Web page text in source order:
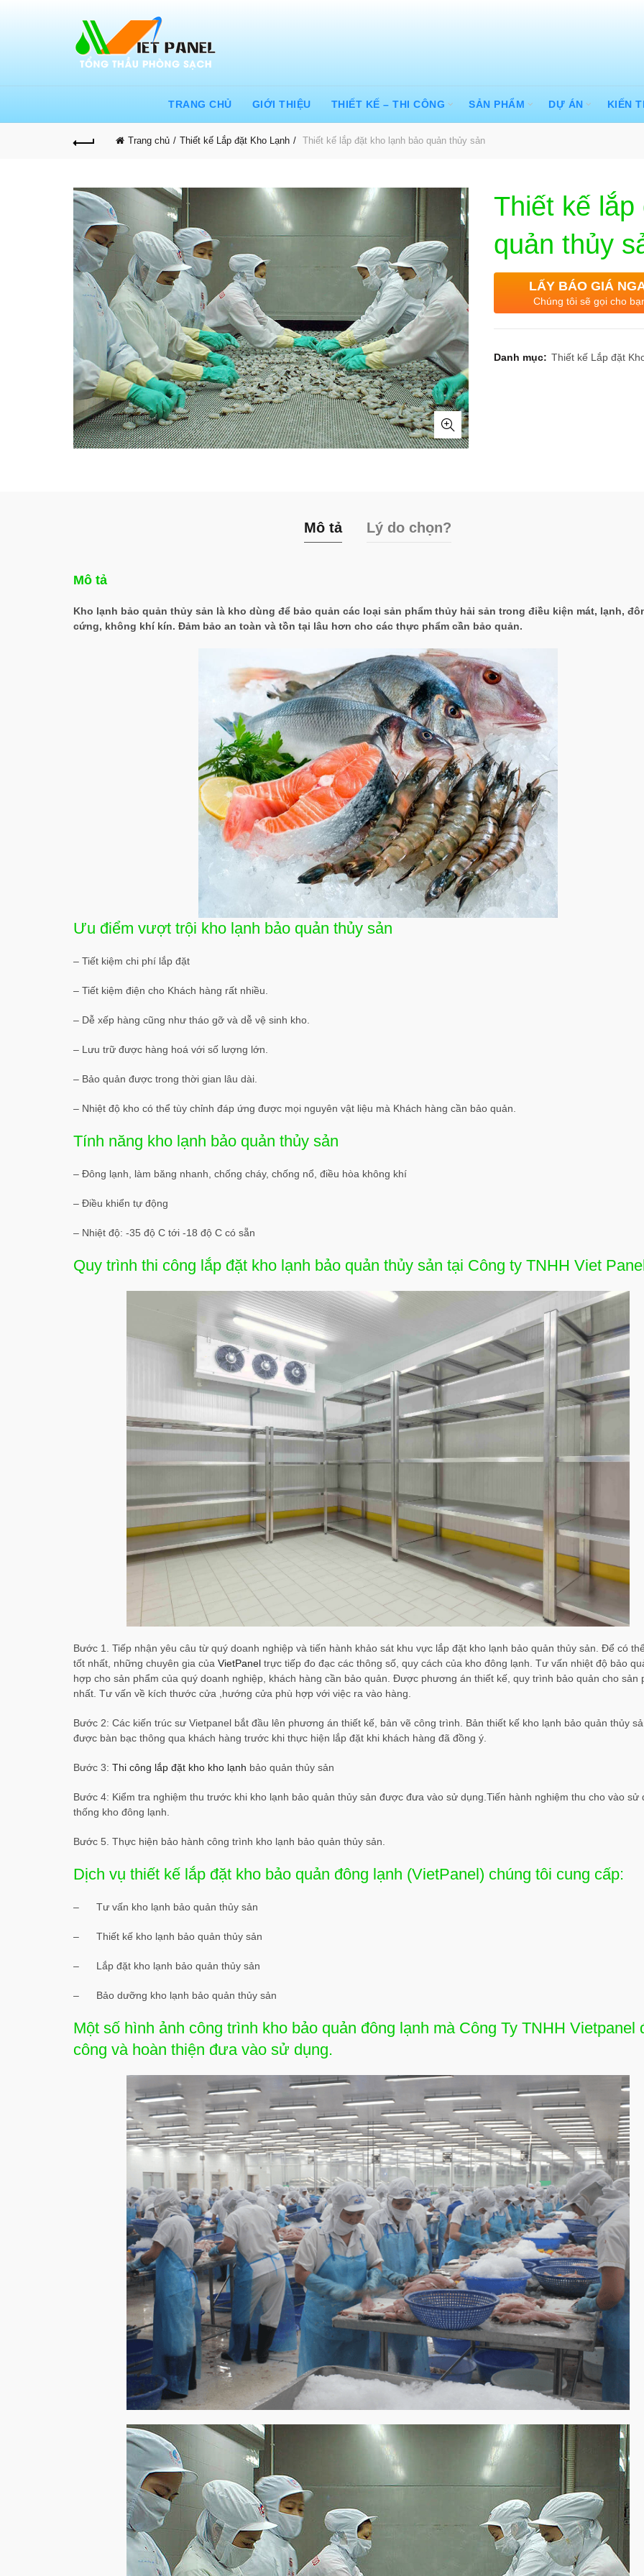
TRANG CHỦ GIỚI THIỆU THIẾT KẾ – THI CÔNG SẢN PHẨM DỰ ÁN KIẾN
Trang chủ Thiết kế Lắp đặt Kho Lạnh Thiết kế lắp đặt kho lạnh bảo quản thủy sản
Thiết kế lắp
quản thủy
LẤY BÁO GIÁ
Chúng tôi sẽ gọi cho
Danh mục: Thiết kế Lắp đặt
Mô tả Lý do chọn?
Mô tả
Kho lạnh bảo quản thủy sản là kho dùng để bảo quản các loại sản phẩm thủy hải sản trong điều kiện mát, lạnh,
cứng, không khí kín. Đảm bảo an toàn và tồn tại lâu hơn cho các thực phẩm cần bảo quản.
Ưu điểm vượt trội kho lạnh bảo quản thủy sản
– Tiết kiệm chi phí lắp đặt
– Tiết kiệm điện cho Khách hàng rất nhiều.
– Dễ xếp hàng cũng như tháo gỡ và dễ vệ sinh kho.
– Lưu trữ được hàng hoá với số lượng lớn.
– Bảo quản được trong thời gian lâu dài.
– Nhiệt độ kho có thể tùy chỉnh đáp ứng được mọi nguyên vật liệu mà Khách hàng cần bảo quản.
Tính năng kho lạnh bảo quản thủy sản
– Đông lạnh, làm băng nhanh, chống cháy, chống nổ, điều hòa không khí
– Điều khiển tự động
– Nhiệt độ: -35 độ C tới -18 độ C có sẵn
Quy trình thi công lắp đặt kho lạnh bảo quản thủy sản tại Công ty TNHH Viet
Bước 1. Tiếp nhận yêu câu từ quý doanh nghiệp và tiến hành khảo sát khu vực lắp đặt kho lạnh bảo quản thủy sản. Để có
tốt nhất, những chuyên gia của VietPanel trực tiếp đo đạc các thông số, quy cách của kho đông lạnh. Tư vấn nhiệt độ bảo
hợp cho sản phẩm của quý doanh nghiệp, khách hàng cần bảo quản. Được phương án thiết kế, quy trình bảo quản cho sản
nhất. Tư vấn về kích thước cửa ,hướng cửa phù hợp với việc ra vào hàng.
Bước 2: Các kiến trúc sư Vietpanel bắt đầu lên phương án thiết kế, bản vẽ công trình. Bản thiết kế kho lạnh bảo quản thủy
được bàn bạc thông qua khách hàng trước khi thực hiện lắp đặt khi khách hàng đã đồng ý.
Bước 3: Thi công lắp đặt kho kho lạnh bảo quản thủy sản
Bước 4: Kiểm tra nghiệm thu trước khi kho lạnh bảo quản thủy sản được đưa vào sử dụng.Tiến hành nghiệm thu cho vào sử
thống kho đông lạnh.
Bước 5. Thực hiện bảo hành công trình kho lạnh bảo quản thủy sản.
Dịch vụ thiết kế lắp đặt kho bảo quản đông lạnh (VietPanel) chúng tôi cung cấp:
– Tư vấn kho lạnh bảo quản thủy sản
– Thiết kế kho lạnh bảo quản thủy sản
– Lắp đặt kho lạnh bảo quản thủy sản
– Bảo dưỡng kho lạnh bảo quản thủy sản
Một số hình ảnh công trình kho bảo quản đông lạnh mà Công Ty TNHH Vietpanel
công và hoàn thiện đưa vào sử dụng.